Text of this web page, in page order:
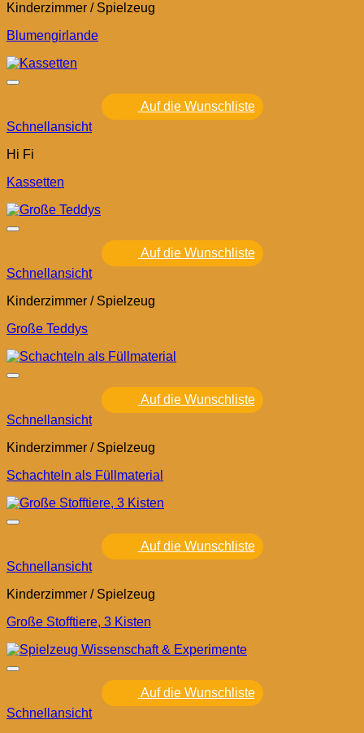
Kinderzimmer / Spielzeug
Blumengirlande
Auf die Wunschliste
Schnellansicht
Hi Fi
Kassetten
Auf die Wunschliste
Schnellansicht
Kinderzimmer / Spielzeug
Große Teddys
Auf die Wunschliste
Schnellansicht
Kinderzimmer / Spielzeug
Schachteln als Füllmaterial
Auf die Wunschliste
Schnellansicht
Kinderzimmer / Spielzeug
Große Stofftiere, 3 Kisten
Auf die Wunschliste
Schnellansicht